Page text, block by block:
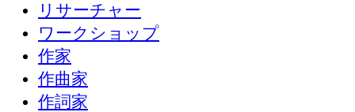
リサーチャー
ワークショップ
作家
作曲家
作詞家